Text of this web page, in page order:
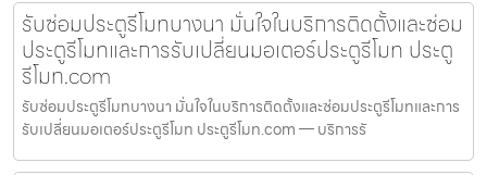
รับซ่อมประตูรีโมทบางนา มั่นใจในบริการติดตั้งและซ่อม
ประตูรีโมทและการรับเปลี่ยนมอเตอร์ประตูรีโมท ประตู
รีโมท.com
รับซ่อมประตูรีโมทบางนา มั่นใจในบริการติดตั้งและซ่อมประตูรีโมทและการ
รับเปลี่ยนมอเตอร์ประตูรีโมท ประตูรีโมท.com — บริการรั